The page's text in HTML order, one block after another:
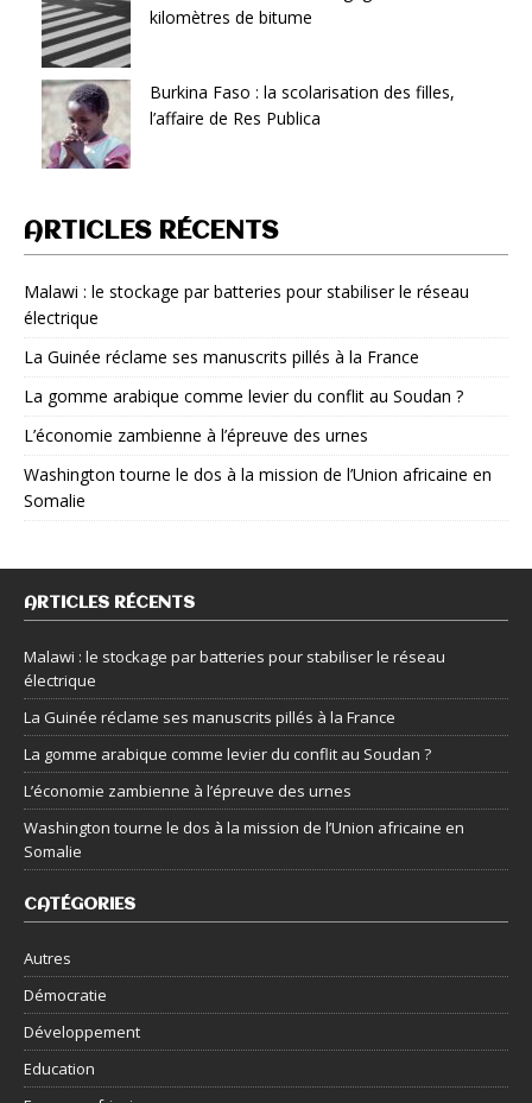
kilomètres de bitume
Burkina Faso : la scolarisation des filles,
l’affaire de Res Publica
ARTICLES RÉCENTS
Malawi : le stockage par batteries pour stabiliser le réseau
électrique
La Guinée réclame ses manuscrits pillés à la France
La gomme arabique comme levier du conflit au Soudan ?
L’économie zambienne à l’épreuve des urnes
Washington tourne le dos à la mission de l’Union africaine en
Somalie
ARTICLES RÉCENTS
Malawi : le stockage par batteries pour stabiliser le réseau
électrique
La Guinée réclame ses manuscrits pillés à la France
La gomme arabique comme levier du conflit au Soudan ?
L’économie zambienne à l’épreuve des urnes
Washington tourne le dos à la mission de l’Union africaine en
Somalie
CATÉGORIES
Autres
Démocratie
Développement
Education